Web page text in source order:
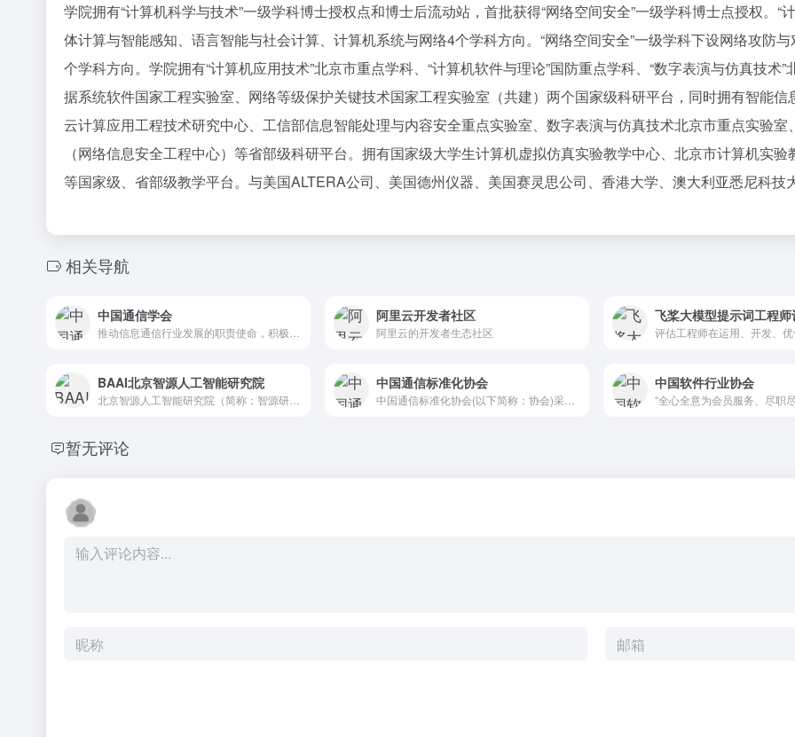
学院拥有“计算机科学与技术”一级学科博士授权点和博士后流动站，首批获得“网络空间安全”一级学科博士点授权。
体计算与智能感知、语言智能与社会计算、计算机系统与网络4个学科方向。“网络空间安全”一级学科下设网络攻防
个学科方向。学院拥有“计算机应用技术”北京市重点学科、“计算机软件与理论”国防重点学科、“数字表演与仿真技
据系统软件国家工程实验室、网络等级保护关键技术国家工程实验室（共建）两个国家级科研平台，同时拥有智能
云计算应用工程技术研究中心、工信部信息智能处理与内容安全重点实验室、数字表演与仿真技术北京市重点实验
（网络信息安全工程中心）等省部级科研平台。拥有国家级大学生计算机虚拟仿真实验教学中心、北京市计算机实
等国家级、省部级教学平台。与美国ALTERA公司、美国德州仪器、美国赛灵思公司、香港大学、澳大利亚悉尼科
相关导航
中国通信学会 阿里云开发者社区
阿里云的开发者生态社区
飞桨大模型提示词工程师
BAAI北京智源人工智能研究院 中国通信标准化协会 中国软件行业协会
暂无评论